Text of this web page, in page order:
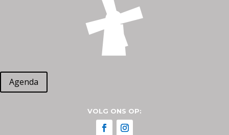
Agenda
VOLG ONS OP: